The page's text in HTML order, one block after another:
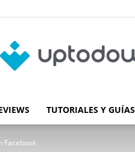
Blog
TUTORIALES Y GUÍAS
Facebook